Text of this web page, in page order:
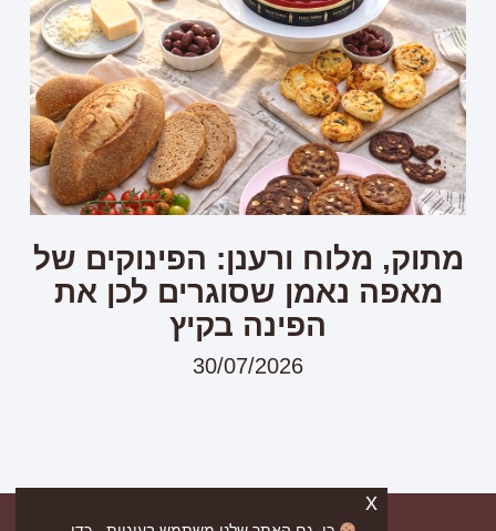
מתוק, מלוח ורענן: הפינוקים של
מאפה נאמן שסוגרים לכן את
הפינה בקיץ
30/07/2026
x